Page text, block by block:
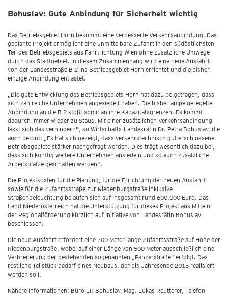
Bohuslav: Gute Anbindung für Sicherheit wichtig
Das Betriebsgebiet Horn bekommt eine verbesserte Verkehrsanbindung. Das
geplante Projekt ermöglicht eine unmittelbare Zufahrt in den südöstlichsten
Teil des Betriebsgebiets aus Fahrtrichtung Wien ohne zusätzliche Umwege
durch das Stadtgebiet. In diesem Zusammenhang wird eine neue Ausfahrt
von der Landesstraße B 2 ins Betriebsgebiet Horn errichtet und die bisher
einzige Anbindung entlastet.
„Die gute Entwicklung des Betriebsgebiets Horn hat dazu beigetragen, dass
sich zahlreiche Unternehmen angesiedelt haben. Die bisher ampelgeregelte
Anbindung an die B 2 stößt somit an ihre Kapazitätsgrenzen. Es kommt
dadurch immer wieder zu Staus. Mit einer zusätzlichen Verkehrsanbindung
lässt sich das verhindern", so Wirtschafts-Landesrätin Dr. Petra Bohuslav, die
auch betont: „Es hat sich gezeigt, dass verkehrstechnisch gut erschlossene
Betriebsgebiete stärker nachgefragt werden. Dies trägt wesentlich dazu bei,
dass sich künftig weitere Unternehmen ansiedeln und so auch zusätzliche
Arbeitsplätze geschaffen werden".
Die Projektkosten für die Planung, für die Errichtung der neuen Ausfahrt
sowie für die Zufahrtsstraße zur Riedenburgstraße inklusive
Straßenbeleuchtung belaufen sich auf insgesamt rund 600.000 Euro. Das
Land Niederösterreich hat die Unterstützung für dieses Projekt aus Mitteln
der Regionalförderung kürzlich auf Initiative von Landesrätin Bohuslav
beschlossen.
Die neue Ausfahrt erfordert eine 700 Meter lange Zufahrtsstraße auf Höhe der
Riedenburgstraße, wobei auf einer Länge von 500 Meter ausschließlich eine
Verbreiterung der bestehenden sogenannten „Panzerstraße" erfolgt. Das
restliche Teilstück bedarf eines Neubaus, der bis Jahresende 2015 realisiert
werden soll.
Nähere Informationen: Büro LR Bohuslav, Mag. Lukas Reutterer, Telefon